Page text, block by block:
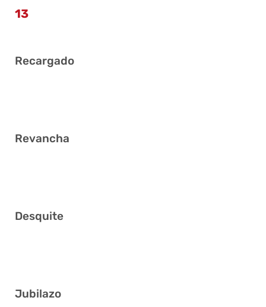
13
Recargado
Revancha
Desquite
Jubilazo